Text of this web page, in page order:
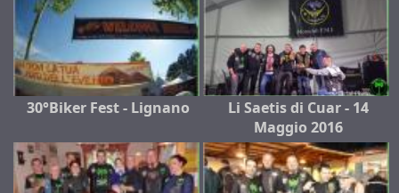
30°Biker Fest - Lignano
Li Saetis di Cuar - 14
Maggio 2016